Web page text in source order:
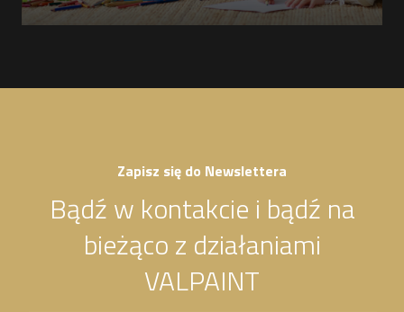
Zapisz się do Newslettera
Bądź w kontakcie i bądź na
bieżąco z działaniami
VALPAINT